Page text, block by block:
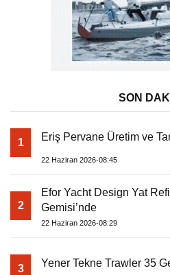
SON
1 Eriş Pervane Üretim ve
22 Haziran 2026-08:45
2
Efor Yacht Design Yat
Gemisi’nde
22 Haziran 2026-08:29
3 Yener Tekne Trawler 35